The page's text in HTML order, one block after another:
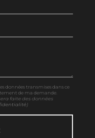
données transmises dans ce
de ma demande.
faite des données
)